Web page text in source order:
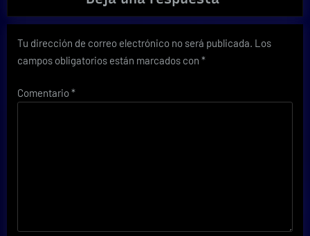
Tu dirección de correo electrónico no será publicada. Los
campos obligatorios están marcados con *
Comentario*